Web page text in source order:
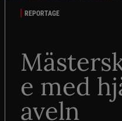
REPORTAGE
e med
aveln